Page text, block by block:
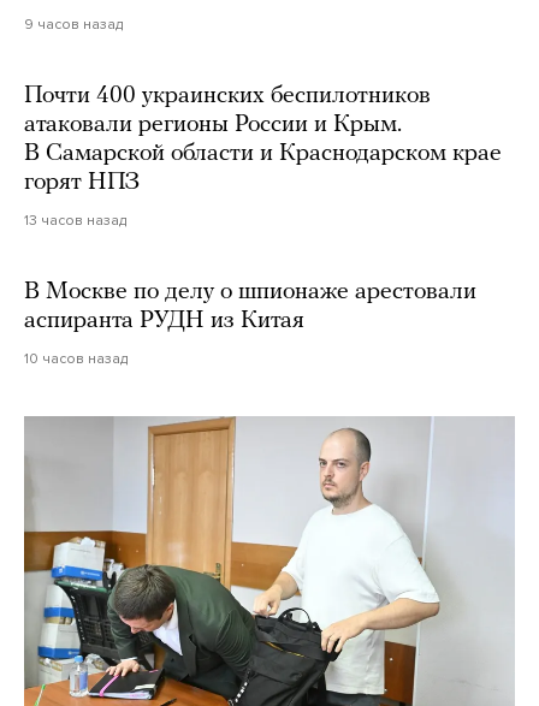
9 часов назад
Почти 400 украинских беспилотников
атаковали регионы России и Крым.
В Самарской области и Краснодарском крае
горят НПЗ
13 часов назад
В Москве по делу о шпионаже арестовали
аспиранта РУДН из Китая
10 часов назад